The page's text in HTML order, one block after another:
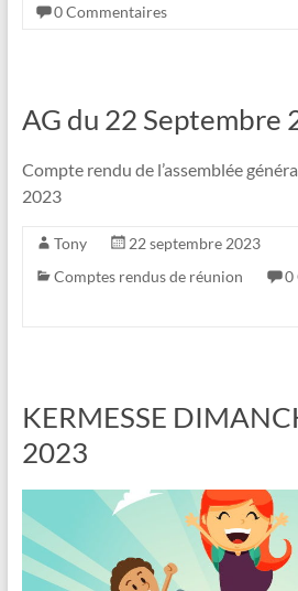
0 Commentaires
AG du 22 Septembre
Compte rendu de l’assemblée
2023
Tony
22 septembre 2023
Comptes rendus de réunion
0
KERMESSE
2023